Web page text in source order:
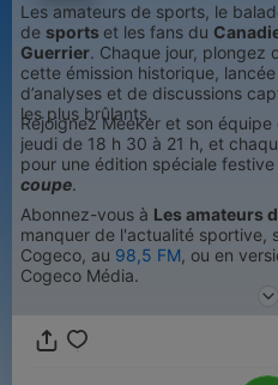
Les amateurs de sports, le
de sports et les fans du
Guerrier. Chaque jour, plongez
cette émission historique,
d’analyses et de discussions
les plus brûlants.
Rejoignez Meeker et son
jeudi de 18 h 30 à 21 h, et
pour une édition spéciale
coupe.
Abonnez-vous à Les amateurs
manquer de l'actualité sportive,
Cogeco, au 98,5 FM, ou en
Cogeco Média.